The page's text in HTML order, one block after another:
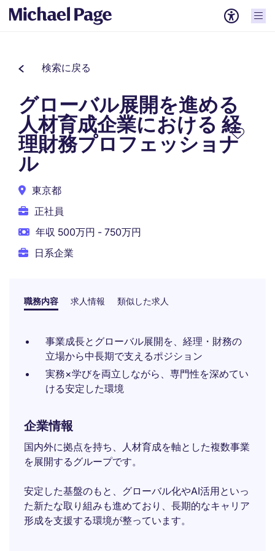
検索に戻る
グローバル展開を進める
人材育成企業における 経
理財務プロフェッショナ
ル
東京都
正社員
年収 500万円 - 750万円
日系企業
職務内容 求人情報 類似した求人
事業成長とグローバル展開を、経理・財務の
立場から中長期で支えるポジション
実務×学びを両立しながら、専門性を深めてい
ける安定した環境
企業情報
国内外に拠点を持ち、人材育成を軸とした複数事業
を展開するグループです。
安定した基盤のもと、グローバル化やAI活用といっ
た新たな取り組みも進めており、長期的なキャリア
形成を支援する環境が整っています。